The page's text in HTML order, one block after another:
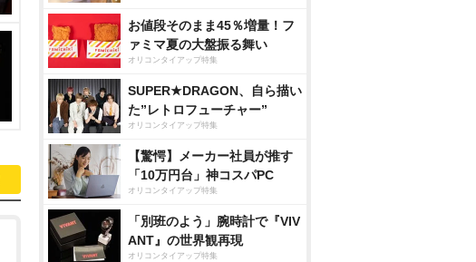
お値段そのまま45％増量！フ
ァミマ夏の大盤振る舞い
オリコンタイアップ特集
SUPER★DRAGON、自ら描い
た”レトロフューチャー”
オリコンタイアップ特集
【驚愕】メーカー社員が推す
「10万円台」神コスパPC
オリコンタイアップ特集
「別班のよう」腕時計で『VIV
ANT』の世界観再現
オリコンタイアップ特集